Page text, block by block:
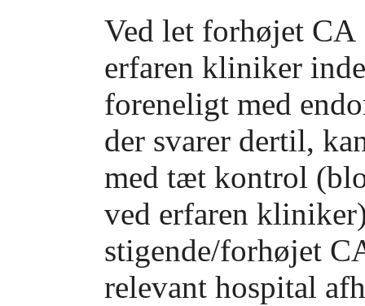
Ved let forhøjet CA
erfaren kliniker
foreneligt med
der svarer dertil,
med tæt kontrol
ved erfaren
stigende/forhøjet
relevant hospital